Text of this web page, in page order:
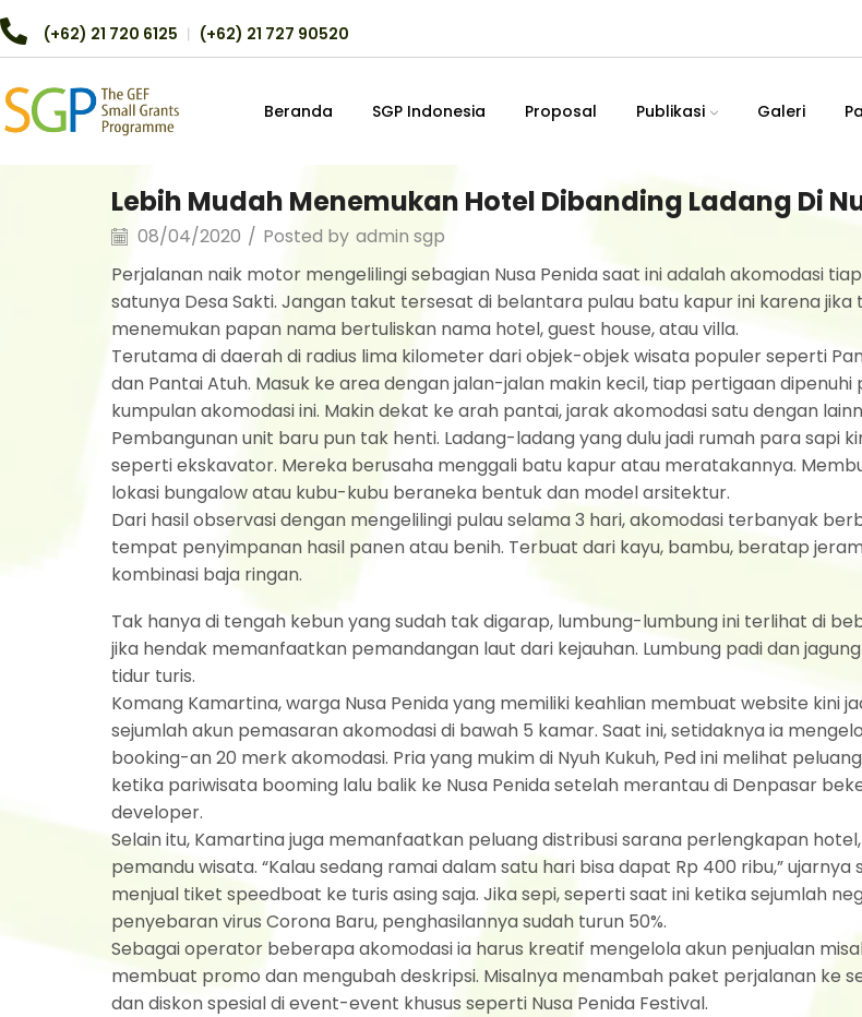
(+62) 21 720 6125 ︱ (+62) 21 727 90520
Beranda SGP Indonesia Proposal Publikasi Galeri
Lebih Mudah Menemukan Hotel Dibanding Ladang Di
08/04/2020 / Posted by admin sgp
Perjalanan naik motor mengelilingi sebagian Nusa Penida saat ini adalah akomodasi
satunya Desa Sakti. Jangan takut tersesat di belantara pulau batu kapur ini karena
menemukan papan nama bertuliskan nama hotel, guest house, atau villa.
Terutama di daerah di radius lima kilometer dari objek-objek wisata populer seperti
dan Pantai Atuh. Masuk ke area dengan jalan-jalan makin kecil, tiap pertigaan
kumpulan akomodasi ini. Makin dekat ke arah pantai, jarak akomodasi satu dengan
Pembangunan unit baru pun tak henti. Ladang-ladang yang dulu jadi rumah para sapi
seperti ekskavator. Mereka berusaha menggali batu kapur atau meratakannya.
lokasi bungalow atau kubu-kubu beraneka bentuk dan model arsitektur.
Dari hasil observasi dengan mengelilingi pulau selama 3 hari, akomodasi terbanyak
tempat penyimpanan hasil panen atau benih. Terbuat dari kayu, bambu, beratap
kombinasi baja ringan.
Tak hanya di tengah kebun yang sudah tak digarap, lumbung-lumbung ini terlihat di
jika hendak memanfaatkan pemandangan laut dari kejauhan. Lumbung padi dan
tidur turis.
Komang Kamartina, warga Nusa Penida yang memiliki keahlian membuat website kini
sejumlah akun pemasaran akomodasi di bawah 5 kamar. Saat ini, setidaknya ia
booking-an 20 merk akomodasi. Pria yang mukim di Nyuh Kukuh, Ped ini melihat
ketika pariwisata booming lalu balik ke Nusa Penida setelah merantau di Denpasar
developer.
Selain itu, Kamartina juga memanfaatkan peluang distribusi sarana perlengkapan
pemandu wisata. “Kalau sedang ramai dalam satu hari bisa dapat Rp 400 ribu,” ujarnya
menjual tiket speedboat ke turis asing saja. Jika sepi, seperti saat ini ketika sejumlah
penyebaran virus Corona Baru, penghasilannya sudah turun 50%.
Sebagai operator beberapa akomodasi ia harus kreatif mengelola akun penjualan
membuat promo dan mengubah deskripsi. Misalnya menambah paket perjalanan ke
dan diskon spesial di event-event khusus seperti Nusa Penida Festival.